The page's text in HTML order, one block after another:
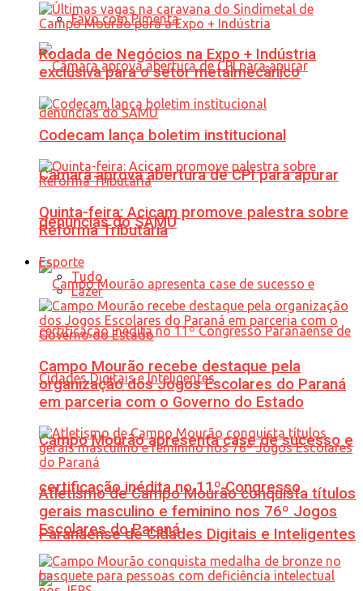
Favo com Pimenta
Câmara aprova abertura de CPI para apurar
denúncias do SAMU
Campo Mourão apresenta case de sucesso e
certificação inédita no 11º Congresso
Paranaense de Cidades Digitais e Inteligentes
Rodada de Negócios na Expo + Indústria
exclusiva para o setor metalmecânico
Codecam lança boletim institucional
Quinta-feira: Acicam promove palestra sobre
Reforma Tributária
Esporte
Tudo
Lazer
Campo Mourão recebe destaque pela
organização dos Jogos Escolares do Paraná
em parceria com o Governo do Estado
Atletismo de Campo Mourão conquista títulos
gerais masculino e feminino nos 76º Jogos
Escolares do Paraná